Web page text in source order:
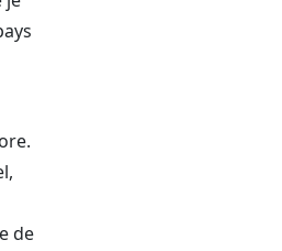
de